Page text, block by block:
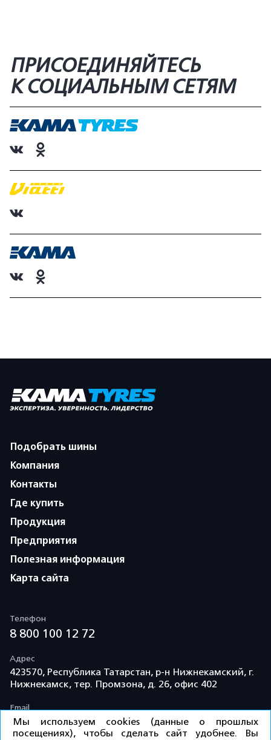
ПРИСОЕДИНЯЙТЕСЬ
К СОЦИАЛЬНЫМ СЕТЯМ
Подобрать шины
Компания
Контакты
Где купить
Продукция
Предприятия
Полезная информация
Карта сайта
Телефон
8 800 100 12 72
Адрес
423570, Республика Татарстан, р-н Нижнекамский, г.
Нижнекамск, тер. Промзона, д. 26, офис 402
Email
info@td-kama.com
Мы используем cookies (данные о прошлых
посещениях), чтобы сделать сайт удобнее. Вы